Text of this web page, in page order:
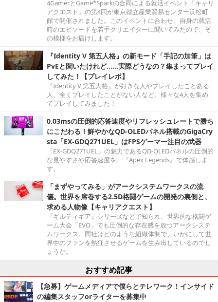
4GamerとGame*Sparkの合同による就活イベント「キャリ
アクエスト」の第4回が東京都立産業貿易センター浜松町
館で開催されました。このイベントに合わせ、自身の就活
時のエピソードを若手クリエイターに聞いてみたので、そ
の模様をお届けします。
『Identity V 第五人格』の新モード「手記の加筆」は
PvEと聞いたけれど……実際どうなの？集まってプレイ
してみた！【プレイレポ】
『Identity V 第五人格』が好きな人やプレイしたことある
人、全くプレイしたことがない人など、様々な4人を集め
てプレイしてみました！
0.03msの圧倒的応答速度やリフレッシュレートで勝ち
にこだわる！鮮やかなQD-OLEDパネル搭載のGigaCry
sta「EX-GDQ271UEL」はFPSゲーマー注目の武器
「EX-GDQ271UEL」の魅力であるQD-OLEDパネルの圧倒的
な見やすさや応答速度を、『Apex Legends』で体感しま
す。
「まずやってみる」がアークシステムワークスの流
儀。世界を席巻する2.5D格闘ゲームの開発の裏側と、
求める人物像【キャリアクエスト】
『ギルティギア』シリーズなどで知られ、世界的な格闘ゲ
ーム大会「EVO」でも圧倒的な存在感を放つアークシステ
ムワークス。同社はどのような組織体制で、いかにして世
界中のファンを熱狂させるゲームを生み出しているのでし
ょうか。
おすすめ記事
【急募】ゲームメディアで僕らとテレワーク！インサイド
の編集スタッフorライターを募集中